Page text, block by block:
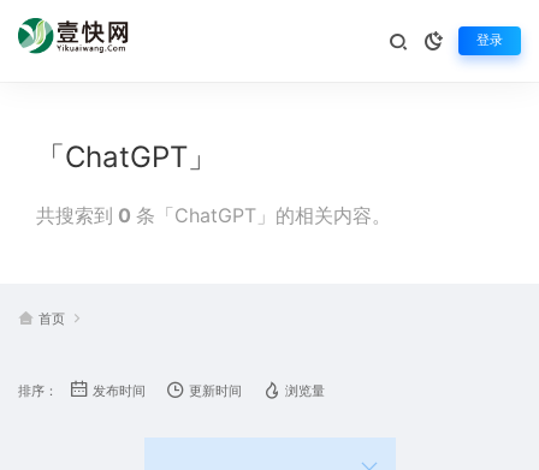
登录
「ChatGPT」
共搜索到 0 条「ChatGPT」的相关内容。
首页
排序： 发布时间 更新时间 浏览量